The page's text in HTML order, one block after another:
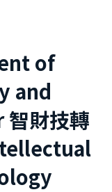
of
and
智財技轉